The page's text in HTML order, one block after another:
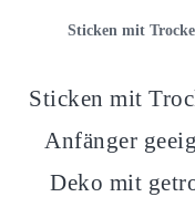
Sticken mit
Sticken mit
Anfänger
Deko mit